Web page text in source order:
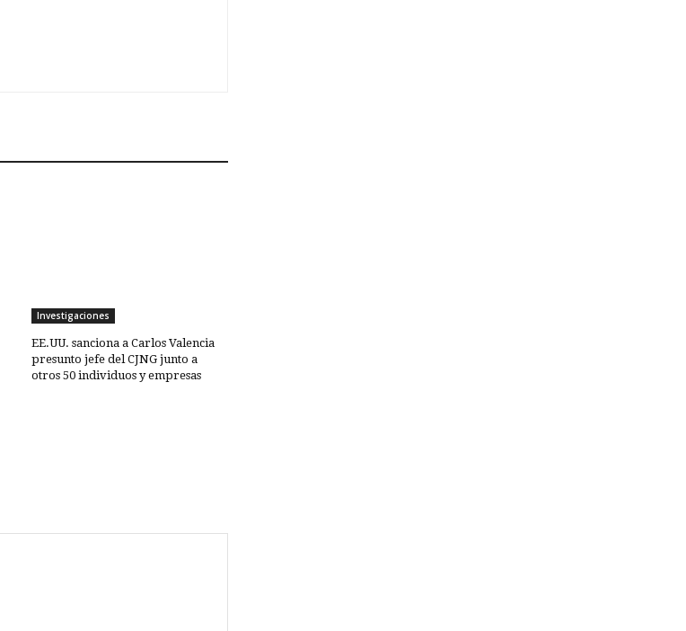
Investigaciones
EE.UU. sanciona a Carlos Valencia
presunto jefe del CJNG junto a
otros 50 individuos y empresas